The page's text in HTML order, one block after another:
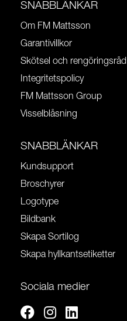
SNABBLÄNKAR
Om FM Mattsson
Garantivillkor
Skötsel och rengöringsråd
Integritetspolicy
FM Mattsson Group
Visselblåsning
SNABBLÄNKAR
Kundsupport
Broschyrer
Logotype
Bildbank
Skapa Sortilog
Skapa hyllkantsetiketter
Sociala medier
FacebookInstagram